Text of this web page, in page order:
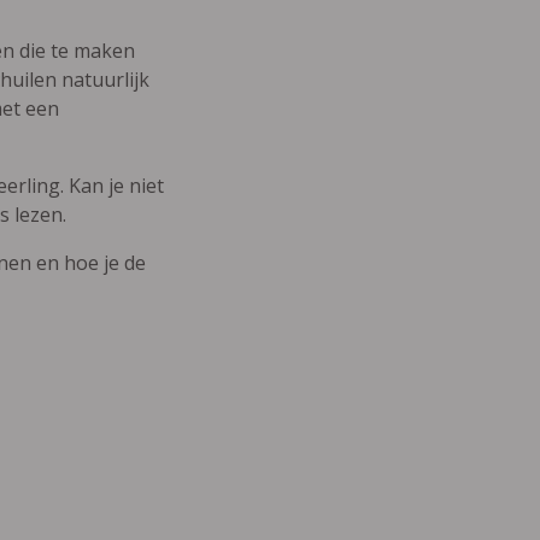
die te maken
natuurlijk
een
Kan je niet
lezen.
en hoe je de